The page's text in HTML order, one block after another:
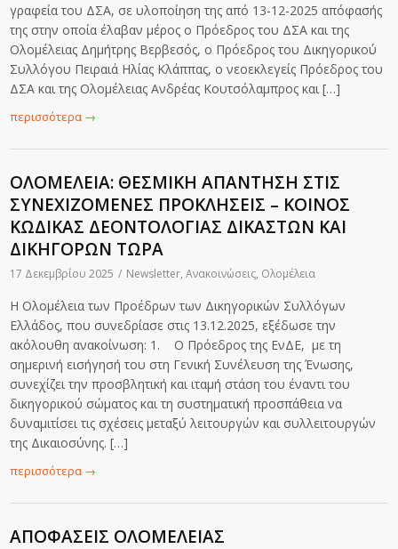
γραφεία του ΔΣΑ, σε υλοποίηση της από 13-12-2025 απόφασής
της στην οποία έλαβαν μέρος ο Πρόεδρος του ΔΣΑ και της
Ολομέλειας Δημήτρης Βερβεσός, ο Πρόεδρος του Δικηγορικού
Συλλόγου Πειραιά Ηλίας Κλάππας, ο νεοεκλεγείς Πρόεδρος του
ΔΣΑ και της Ολομέλειας Ανδρέας Κουτσόλαμπρος και […]
περισσότερα →
ΟΛΟΜΕΛΕΙΑ: ΘΕΣΜΙΚΗ ΑΠΑΝΤΗΣΗ ΣΤΙΣ
ΣΥΝΕΧΙΖΟΜΕΝΕΣ ΠΡΟΚΛΗΣΕΙΣ – ΚΟΙΝΟΣ
ΚΩΔΙΚΑΣ ΔΕΟΝΤΟΛΟΓΙΑΣ ΔΙΚΑΣΤΩΝ ΚΑΙ
ΔΙΚΗΓΟΡΩΝ ΤΩΡΑ
17 Δεκεμβρίου 2025 / Newsletter,Ανακοινώσεις, Ολομέλεια
Η Ολομέλεια των Προέδρων των Δικηγορικών Συλλόγων
Ελλάδος, που συνεδρίασε στις 13.12.2025, εξέδωσε την
ακόλουθη ανακοίνωση: 1. Ο Πρόεδρος της ΕνΔΕ, με τη
σημερινή εισήγησή του στη Γενική Συνέλευση της Ένωσης,
συνεχίζει την προσβλητική και ιταμή στάση του έναντι του
δικηγορικού σώματος και τη συστηματική προσπάθεια να
δυναμιτίσει τις σχέσεις μεταξύ λειτουργών και συλλειτουργών
της Δικαιοσύνης. […]
περισσότερα →
ΑΠΟΦΑΣΕΙΣ ΟΛΟΜΕΛΕΙΑΣ